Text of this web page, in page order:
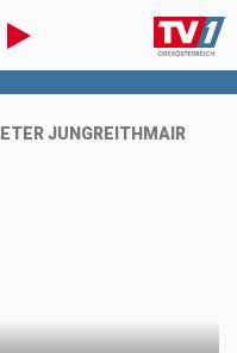
JUNGREITHMAIR